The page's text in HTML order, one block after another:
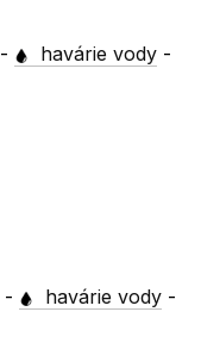
- havárie vody -
- havárie vody -